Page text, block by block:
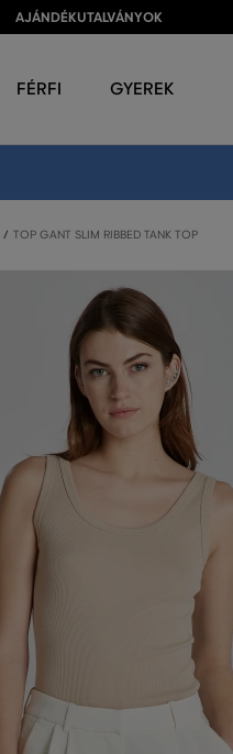
AJÁNDÉKUTALVÁNYOK
FÉRFI GYEREK
TOP GANT SLIM RIBBED TANK TOP